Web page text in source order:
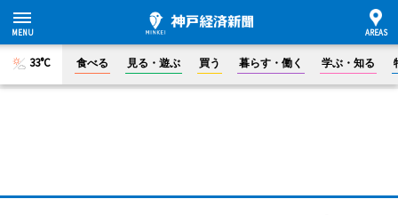
33°C 食べる 見る・遊ぶ 買う 暮らす・働く 学ぶ・知る